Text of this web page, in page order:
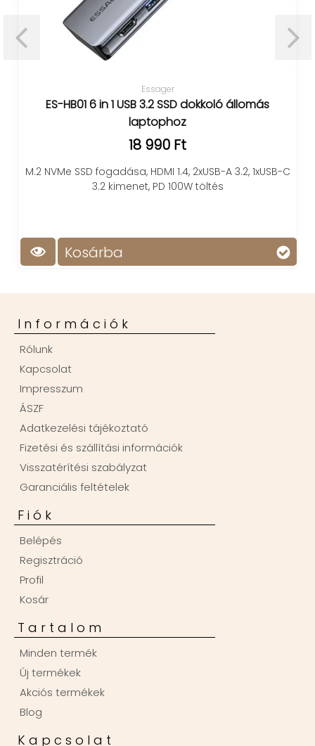
Essager
ES-HB01 6 in 1 USB 3.2 SSD dokkoló állomás
laptophoz
18 990 Ft
M.2 NVMe SSD fogadása, HDMI 1.4, 2xUSB-A 3.2, 1xUSB-C
3.2 kimenet, PD 100W töltés
Kosárba
Információk
Rólunk
Kapcsolat
Impresszum
ÁSZF
Adatkezelési tájékoztató
Fizetési és szállítási információk
Visszatérítési szabályzat
Garanciális feltételek
Fiók
Belépés
Regisztráció
Profil
Kosár
Tartalom
Minden termék
Új termékek
Akciós termékek
Blog
Kapcsolat